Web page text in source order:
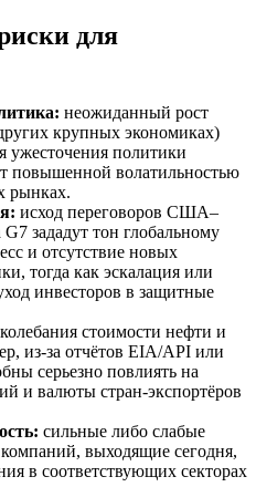
для
неожиданный рост
крупных экономиках)
ужесточения политики
повышенной волатильностью
рынках.
исход переговоров США–
зададут тон глобальному
и отсутствие новых
тогда как эскалация или
инвесторов в защитные
стоимости нефти и
из-за отчётов EIA/API или
серьезно повлиять на
и валюты стран-экспортёров
сильные либо слабые
компаний, выходящие сегодня,
в соответствующих секторах